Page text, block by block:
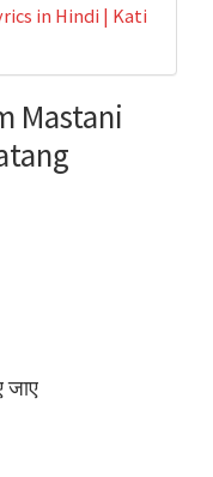
in Hindi | Kati
Mastani
जाए